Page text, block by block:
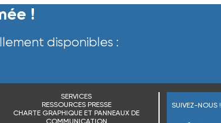
!
disponibles :
SERVICES
RESSOURCES PRESSE
CHARTE GRAPHIQUE ET PANNEAUX DE
COMMUNICATION
SUIVEZ-NOUS !